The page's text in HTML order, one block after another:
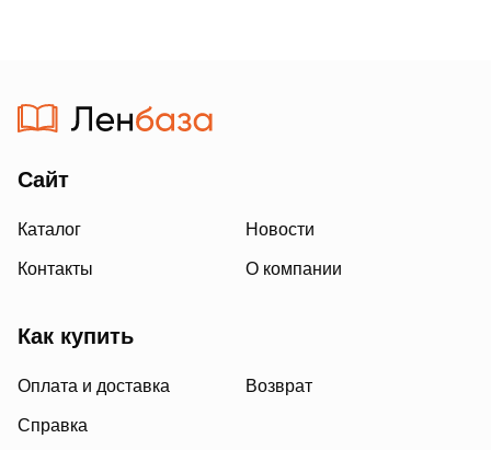
Сайт
Каталог Новости
Контакты О компании
Как купить
Оплата и доставка Возврат
Справка